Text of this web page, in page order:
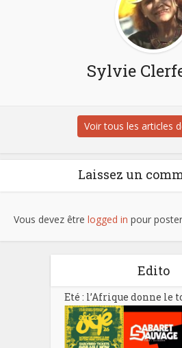
Sylvie
Voir tous les articles
Laissez un
Vous devez être logged in pour
Edito
Eté : l’Afrique donne le